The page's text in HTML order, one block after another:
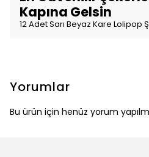
Kapına Gelsin
12 Adet Sarı Beyaz Kare Lolipop
Yorumlar
Bu ürün için henüz yorum